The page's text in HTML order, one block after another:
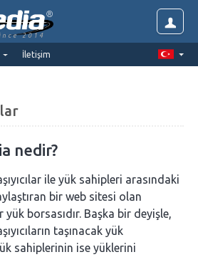
2014
İletişim
nedir?
ile yük sahipleri arasındaki
bir web sitesi olan
yük borsasıdır. Başka bir deyişle,
taşınacak yük
sahiplerinin ise yüklerini